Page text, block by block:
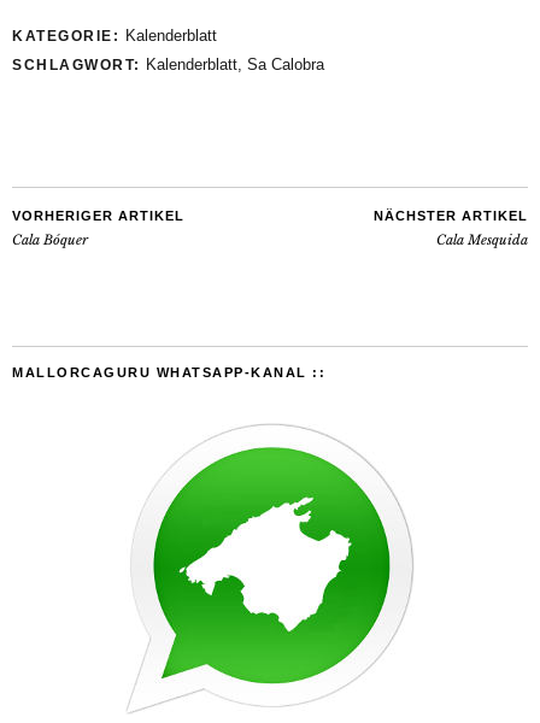
KATEGORIE: Kalenderblatt
SCHLAGWORT: Kalenderblatt, Sa Calobra
VORHERIGER ARTIKEL
Cala Bóquer
NÄCHSTER ARTIKEL
Cala Mesquida
MALLORCAGURU WHATSAPP-KANAL ::